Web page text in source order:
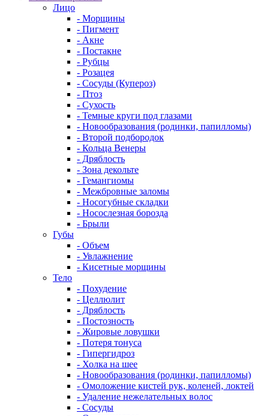
Лицо
- Морщины
- Пигмент
- Акне
- Постакне
- Рубцы
- Розацея
- Сосуды (Купероз)
- Птоз
- Сухость
- Темные круги под глазами
- Новообразования (родинки, папилломы)
- Второй подбородок
- Кольца Венеры
- Дряблость
- Зона декольте
- Гемангиомы
- Межбровные заломы
- Носогубные складки
- Носослезная борозда
- Брыли
Губы
- Объем
- Увлажнение
- Кисетные морщины
Тело
- Похудение
- Целлюлит
- Дряблость
- Постозность
- Жировые ловушки
- Потеря тонуса
- Гипергидроз
- Холка на шее
- Новообразования (родинки, папилломы)
- Омоложение кистей рук, коленей, локтей
- Удаление нежелательных волос
- Сосуды